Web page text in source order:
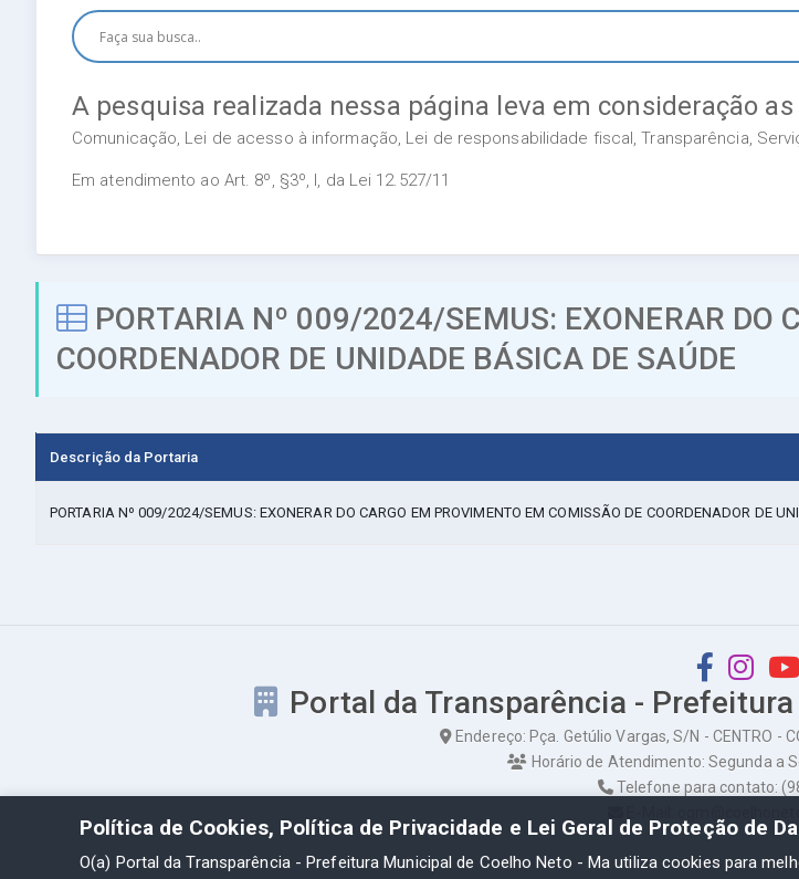
A pesquisa realizada nessa página leva em consideração
Comunicação, Lei de acesso à informação, Lei de responsabilidade fiscal, Transparência,
Em atendimento ao Art. 8º, §3º, I, da Lei 12.527/11
PORTARIA Nº 009/2024/SEMUS: EXONERAR DO
COORDENADOR DE UNIDADE BÁSICA DE SAÚDE
Descrição da Portaria
PORTARIA Nº 009/2024/SEMUS: EXONERAR DO CARGO EM PROVIMENTO EM COMISSÃO DE COORDENADOR DE
Portal da Transparência -
Endereço: Pça. Getúlio Vargas, S/N - CENTRO -
Horário de Atendimento: Segunda a
Telefone para contato:
Política de Cookies, Política de Privacidade e Lei Geral de Proteção de
O(a) Portal da Transparência - Prefeitura Municipal de Coelho Neto - Ma utiliza cookies para